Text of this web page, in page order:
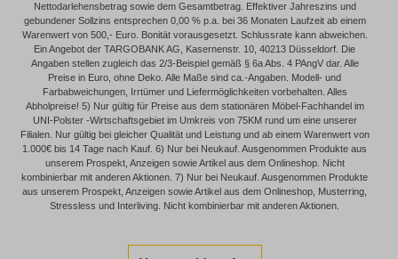
Nettodarlehensbetrag sowie dem Gesamtbetrag. Effektiver Jahreszins und
gebundener Sollzins entsprechen 0,00 % p.a. bei 36 Monaten Laufzeit ab einem
Warenwert von 500,- Euro. Bonität vorausgesetzt. Schlussrate kann abweichen.
Ein Angebot der TARGOBANK AG, Kasernenstr. 10, 40213 Düsseldorf. Die
Angaben stellen zugleich das 2/3-Beispiel gemäß § 6a Abs. 4 PAngV dar. Alle
Preise in Euro, ohne Deko. Alle Maße sind ca.-Angaben. Modell- und
Farbabweichungen, Irrtümer und Liefermöglichkeiten vorbehalten. Alles
Abholpreise! 5) Nur gültig für Preise aus dem stationären Möbel-Fachhandel im
UNI-Polster -Wirtschaftsgebiet im Umkreis von 75KM rund um eine unserer
Filialen. Nur gültig bei gleicher Qualität und Leistung und ab einem Warenwert von
1.000€ bis 14 Tage nach Kauf. 6) Nur bei Neukauf. Ausgenommen Produkte aus
unserem Prospekt, Anzeigen sowie Artikel aus dem Onlineshop. Nicht
kombinierbar mit anderen Aktionen. 7) Nur bei Neukauf. Ausgenommen Produkte
aus unserem Prospekt, Anzeigen sowie Artikel aus dem Onlineshop, Musterring,
Stressless und Interliving. Nicht kombinierbar mit anderen Aktionen.